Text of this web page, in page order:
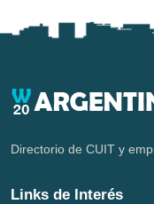
Directorio de CUIT y
Links de Interés